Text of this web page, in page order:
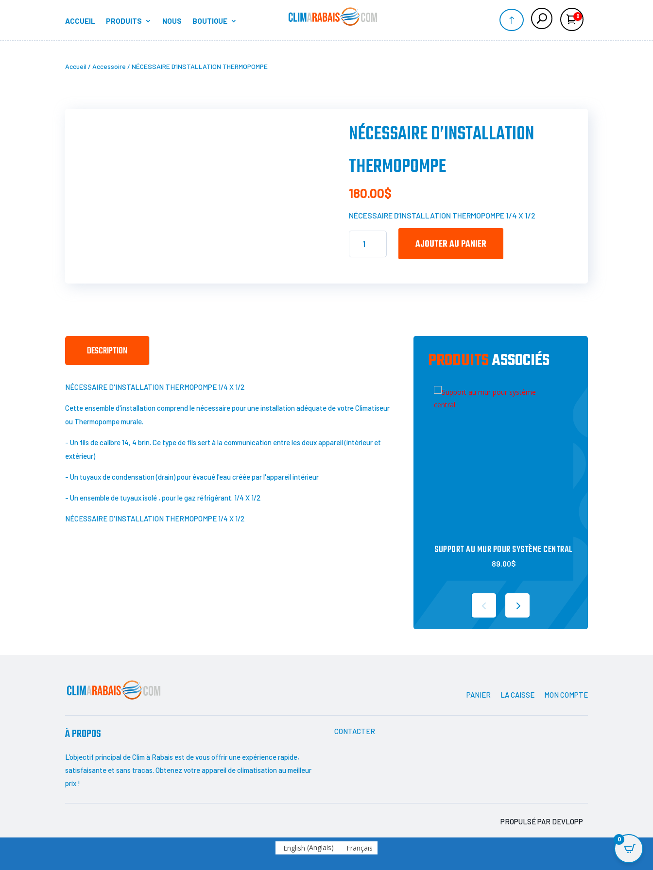
ACCUEIL PRODUITS NOUS BOUTIQUE ! Panier
0
Accueil/ Accessoire / NÉCESSAIRE D’INSTALLATION THERMOPOMPE
NÉCESSAIRE D’INSTALLATION
THERMOPOMPE
180.00$
NÉCESSAIRE D’INSTALLATION THERMOPOMPE 1/4 X 1/2
QUANTITÉ
AJOUTER AU PANIER
DESCRIPTION
NÉCESSAIRE D'INSTALLATION THERMOPOMPE 1/4 X 1/2
Cette ensemble d'installation comprend le nécessaire pour une installation adéquate de votre Climatiseur
ou Thermopompe murale.
- Un fils de calibre 14, 4 brin. Ce type de fils sert à la communication entre les deux appareil (intérieur et
extérieur)
- Un tuyaux de condensation (drain) pour évacué l'eau créée par l'appareil intérieur
- Un ensemble de tuyaux isolé , pour le gaz réfrigérant. 1/4 X 1/2
NÉCESSAIRE D'INSTALLATION THERMOPOMPE 1/4 X 1/2
PRODUITSASSOCIÉS
SUPPORT AU MUR POUR SYSTÈME CENTRAL
89.00$
PANIER LA CAISSE MON COMPTE
À PROPOS
L’objectif principal de Clim à Rabais est de vous offrir une expérience rapide,
satisfaisante et sans tracas. Obtenez votre appareil de climatisation au meilleur
prix !
CONTACTER
PROPULSÉ PAR DEVLOPP
0
English (Anglais) Français